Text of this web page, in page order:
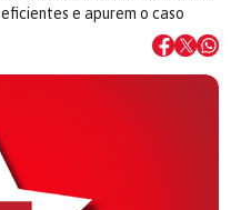
e apurem o caso